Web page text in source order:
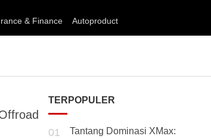
& Finance Autoproduct
TERPOPULER
01
Tantang Dominasi XMax: